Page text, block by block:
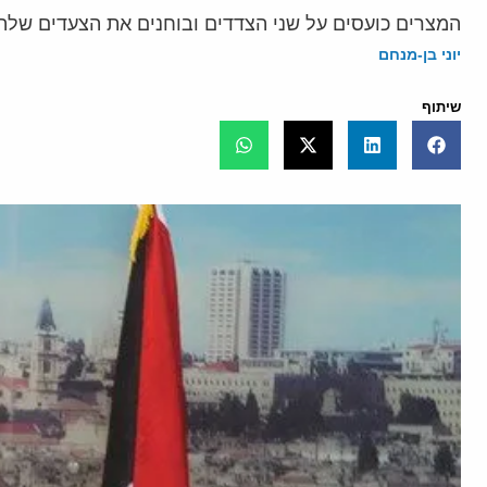
המצרים כועסים על שני הצדדים ובוחנים את הצעדים
יוני בן-מנחם
שיתוף